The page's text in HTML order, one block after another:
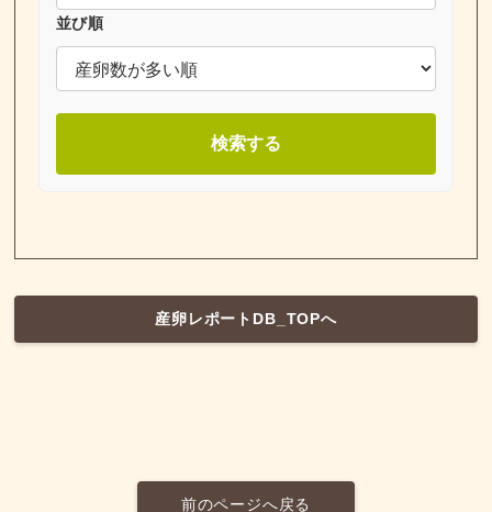
並び順
検索する
産卵レポートDB_TOPへ
前のページへ戻る